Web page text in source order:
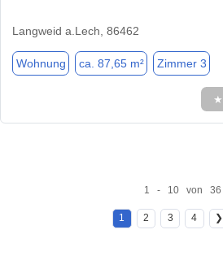
Langweid a.Lech, 86462
Wohnung ca. 87,65 m² Zimmer 3
★
1 - 10 von 36
1 2 3 4 ❯